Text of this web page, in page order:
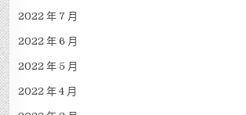
2022 年 7 月
2022 年 6 月
2022 年 5 月
2022 年 4 月